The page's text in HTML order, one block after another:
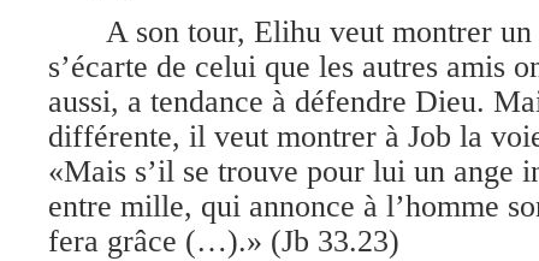
A son tour, Elihu veut montrer
s’écarte de celui que les autres amis
aussi, a tendance à défendre Dieu.
différente, il veut montrer à Job la
«Mais s’il se trouve pour lui un ange
entre mille, qui annonce à l’homme
fera grâce (…).» (Jb 33.23)